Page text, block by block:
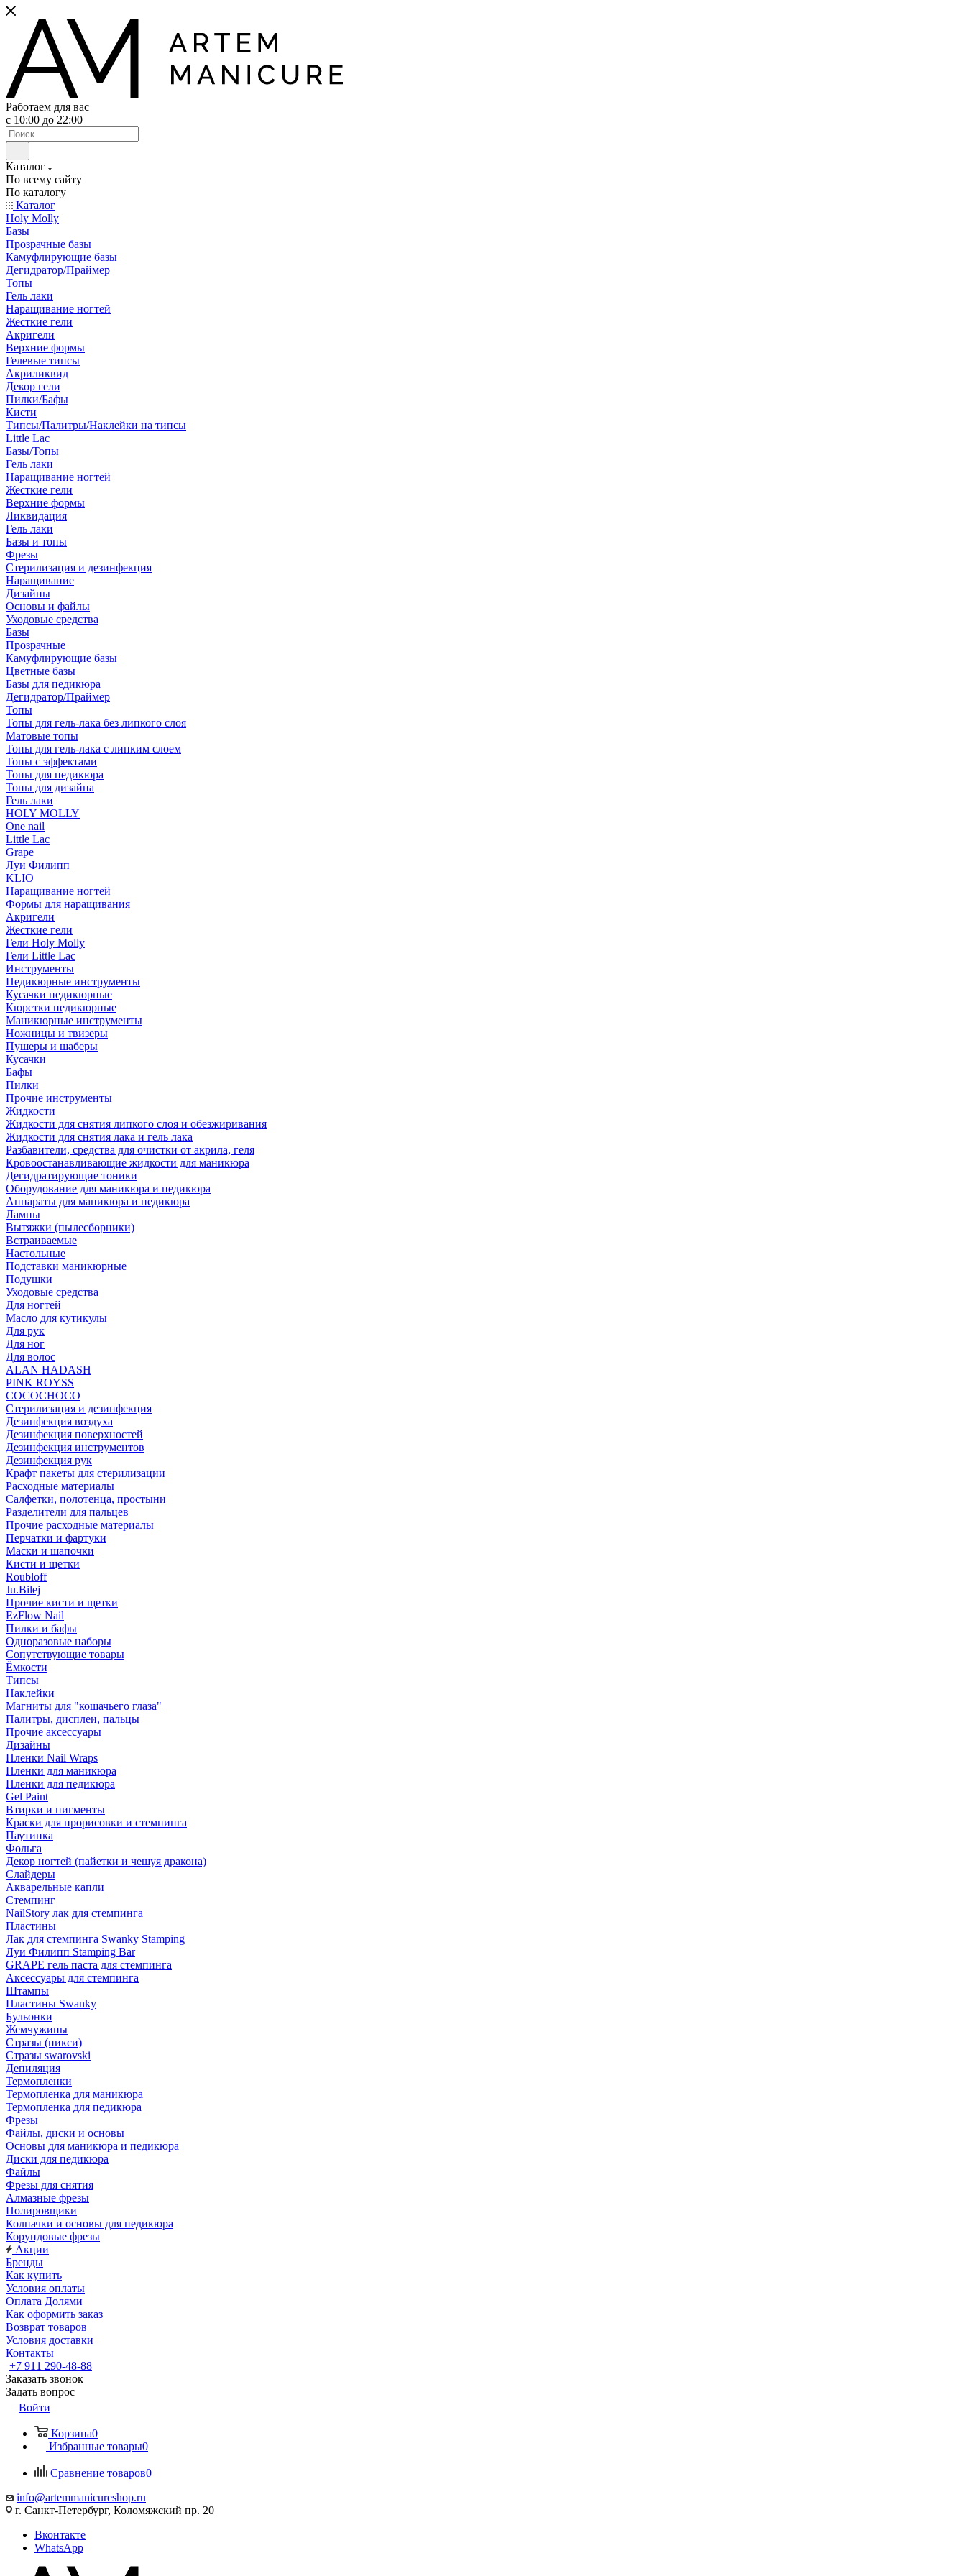
Работаем для вас
с 10:00 до 22:00
Каталог
По всему сайту
По каталогу
Каталог
Holy Molly
Базы
Прозрачные базы
Камуфлирующие базы
Дегидратор/Праймер
Топы
Гель лаки
Наращивание ногтей
Жесткие гели
Акригели
Верхние формы
Гелевые типсы
Акриликвид
Декор гели
Пилки/Бафы
Кисти
Типсы/Палитры/Наклейки на типсы
Little Lac
Базы/Топы
Гель лаки
Наращивание ногтей
Жесткие гели
Верхние формы
Ликвидация
Гель лаки
Базы и топы
Фрезы
Стерилизация и дезинфекция
Наращивание
Дизайны
Основы и файлы
Уходовые средства
Базы
Прозрачные
Камуфлирующие базы
Цветные базы
Базы для педикюра
Дегидратор/Праймер
Топы
Топы для гель-лака без липкого слоя
Матовые топы
Топы для гель-лака с липким слоем
Топы с эффектами
Топы для педикюра
Топы для дизайна
Гель лаки
HOLY MOLLY
One nail
Little Lac
Grape
Луи Филипп
KLIO
Наращивание ногтей
Формы для наращивания
Акригели
Жесткие гели
Гели Holy Molly
Гели Little Lac
Инструменты
Педикюрные инструменты
Кусачки педикюрные
Кюретки педикюрные
Маникюрные инструменты
Ножницы и твизеры
Пушеры и шаберы
Кусачки
Бафы
Пилки
Прочие инструменты
Жидкости
Жидкости для снятия липкого слоя и обезжиривания
Жидкости для снятия лака и гель лака
Разбавители, средства для очистки от акрила, геля
Кровоостанавливающие жидкости для маникюра
Дегидратирующие тоники
Оборудование для маникюра и педикюра
Аппараты для маникюра и педикюра
Лампы
Вытяжки (пылесборники)
Встраиваемые
Настольные
Подставки маникюрные
Подушки
Уходовые средства
Для ногтей
Масло для кутикулы
Для рук
Для ног
Для волос
ALAN HADASH
PINK ROYSS
COCOCHOCO
Стерилизация и дезинфекция
Дезинфекция воздуха
Дезинфекция поверхностей
Дезинфекция инструментов
Дезинфекция рук
Крафт пакеты для стерилизации
Расходные материалы
Салфетки, полотенца, простыни
Разделители для пальцев
Прочие расходные материалы
Перчатки и фартуки
Маски и шапочки
Кисти и щетки
Roubloff
Ju.Bilej
Прочие кисти и щетки
EzFlow Nail
Пилки и бафы
Одноразовые наборы
Сопутствующие товары
Ёмкости
Типсы
Наклейки
Магниты для "кошачьего глаза"
Палитры, дисплеи, пальцы
Прочие аксессуары
Дизайны
Пленки Nail Wraps
Пленки для маникюра
Пленки для педикюра
Gel Paint
Втирки и пигменты
Краски для прорисовки и стемпинга
Паутинка
Фольга
Декор ногтей (пайетки и чешуя дракона)
Слайдеры
Акварельные капли
Стемпинг
NailStory лак для стемпинга
Пластины
Лак для стемпинга Swanky Stamping
Луи Филипп Stamping Bar
GRAPE гель паста для стемпинга
Аксессуары для стемпинга
Штампы
Пластины Swanky
Бульонки
Жемчужины
Стразы (пикси)
Cтразы swarovski
Депиляция
Термопленки
Термопленка для маникюра
Термопленка для педикюра
Фрезы
Файлы, диски и основы
Основы для маникюра и педикюра
Диски для педикюра
Файлы
Фрезы для снятия
Алмазные фрезы
Полировщики
Колпачки и основы для педикюра
Корундовые фрезы
Акции
Бренды
Как купить
Условия оплаты
Оплата Долями
Как оформить заказ
Возврат товаров
Условия доставки
Контакты
+7 911 290-48-88
Заказать звонок
Задать вопрос
Войти
Корзина0
Избранные товары0
Сравнение товаров0
info@artemmanicureshop.ru
г. Санкт-Петербург, Коломяжский пр. 20
Вконтакте
WhatsApp